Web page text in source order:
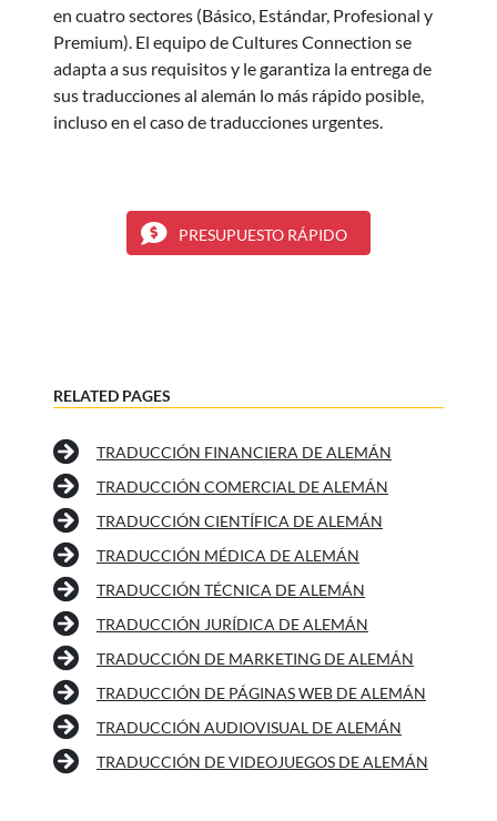
en cuatro sectores (Básico, Estándar, Profesional y
Premium). El equipo de Cultures Connection se
adapta a sus requisitos y le garantiza la entrega de
sus traducciones al alemán lo más rápido posible,
incluso en el caso de traducciones urgentes.
PRESUPUESTO RÁPIDO
RELATED PAGES
TRADUCCIÓN FINANCIERA DE ALEMÁN
TRADUCCIÓN COMERCIAL DE ALEMÁN
TRADUCCIÓN CIENTÍFICA DE ALEMÁN
TRADUCCIÓN MÉDICA DE ALEMÁN
TRADUCCIÓN TÉCNICA DE ALEMÁN
TRADUCCIÓN JURÍDICA DE ALEMÁN
TRADUCCIÓN DE MARKETING DE ALEMÁN
TRADUCCIÓN DE PÁGINAS WEB DE ALEMÁN
TRADUCCIÓN AUDIOVISUAL DE ALEMÁN
TRADUCCIÓN DE VIDEOJUEGOS DE ALEMÁN